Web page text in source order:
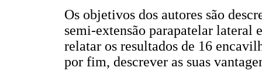
Os objetivos dos autores são
semi-extensão parapatelar
relatar os resultados de 16
por fim, descrever as suas